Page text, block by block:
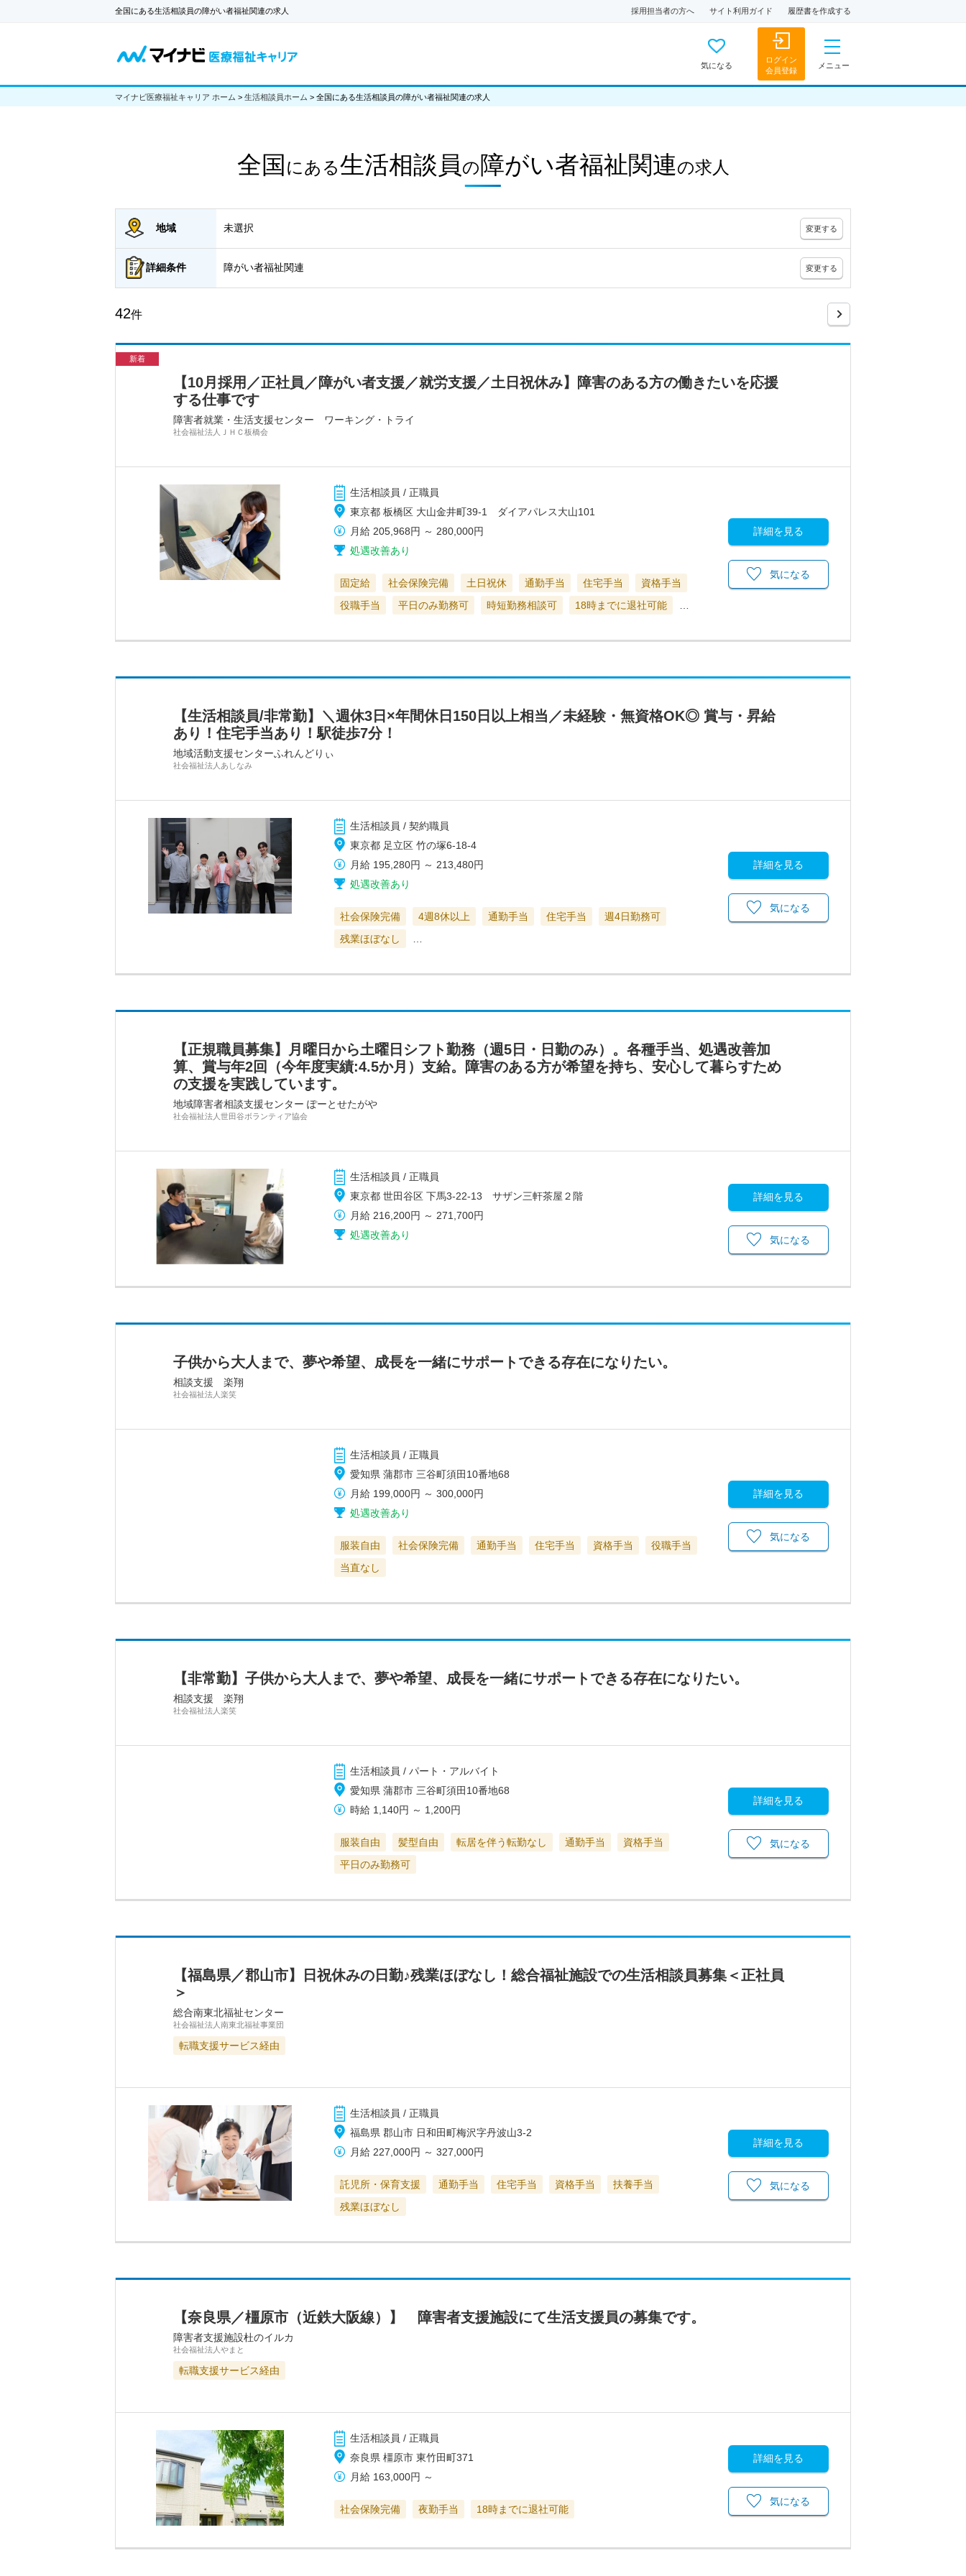
全国にある生活相談員の障がい者福祉関連の求人 採用担当者の方へ サイト利用ガイド 履歴書を作成する
気になる
ログイン
会員登録
メニュー
マイナビ医療福祉キャリア ホーム > 生活相談員ホーム > 全国にある生活相談員の障がい者福祉関連の求人
全国 にある生活相談員 の障がい者福祉関連の求人
地域 未選択 変更する
詳細条件 障がい者福祉関連 変更する
42件
新着
【10月採用／正社員／障がい者支援／就労支援／土日祝休み】障害のある方の働きたいを応援
する仕事です
障害者就業・生活支援センター ワーキング・トライ
社会福祉法人ＪＨＣ板橋会
生活相談員 / 正職員
東京都 板橋区 大山金井町39-1 ダイアパレス大山101
月給 205,968円 ～ 280,000円
処遇改善あり
固定給 社会保険完備 土日祝休 通勤手当 住宅手当
資格手当
役職手当
平日のみ勤務可 時短勤務相談可 18時までに退社可能
詳細を見る
気になる
【生活相談員/非常勤】＼週休3日×年間休日150日以上相当／未経験・無資格OK◎ 賞与・昇給
あり！住宅手当あり！駅徒歩7分！
地域活動支援センターふれんどりぃ
社会福祉法人あしなみ
生活相談員 / 契約職員
東京都 足立区 竹の塚6-18-4
月給 195,280円 ～ 213,480円
処遇改善あり
社会保険完備 4週8休以上 通勤手当 住宅手当
週4日勤務可
残業ほぼなし
詳細を見る
気になる
【正規職員募集】月曜日から土曜日シフト勤務（週5日・日勤のみ）。各種手当、処遇改善加
算、賞与年2回（今年度実績:4.5か月）支給。障害のある方が希望を持ち、安心して暮らすため
の支援を実践しています。
地域障害者相談支援センター ぽーとせたがや
社会福祉法人世田谷ボランティア協会
生活相談員 / 正職員
東京都 世田谷区 下馬3-22-13 サザン三軒茶屋２階
月給 216,200円 ～ 271,700円
処遇改善あり
詳細を見る
気になる
子供から大人まで、夢や希望、成長を一緒にサポートできる存在になりたい。
相談支援 楽翔
社会福祉法人楽笑
生活相談員 / 正職員
愛知県 蒲郡市 三谷町須田10番地68
月給 199,000円 ～300,000円
処遇改善あり
服装自由 社会保険完備 通勤手当 住宅手当 資格手当
役職手当
当直なし
詳細を見る
気になる
【非常勤】子供から大人まで、夢や希望、成長を一緒にサポートできる存在になりたい。
相談支援 楽翔
社会福祉法人楽笑
生活相談員 / パート・アルバイト
愛知県 蒲郡市 三谷町須田10番地68
時給 1,140円 ～ 1,200円
服装自由 髪型自由 転居を伴う転勤なし 通勤手当
資格手当
平日のみ勤務可
詳細を見る
気になる
【福島県／郡山市】日祝休みの日勤♪残業ほぼなし！総合福祉施設での生活相談員募集＜正社員
＞
総合南東北福祉センター
社会福祉法人南東北福祉事業団
転職支援サービス経由
生活相談員 / 正職員
福島県 郡山市 日和田町梅沢字丹波山3-2
月給 227,000円 ～327,000円
託児所・保育支援 通勤手当 住宅手当 資格手当
扶養手当
残業ほぼなし
詳細を見る
気になる
【奈良県／橿原市（近鉄大阪線）】 障害者支援施設にて生活支援員の募集です。
障害者支援施設杜のイルカ
社会福祉法人やまと
転職支援サービス経由
生活相談員 / 正職員
奈良県 橿原市 東竹田町371
月給 163,000円 ～
社会保険完備 夜勤手当 18時までに退社可能
詳細を見る
気になる